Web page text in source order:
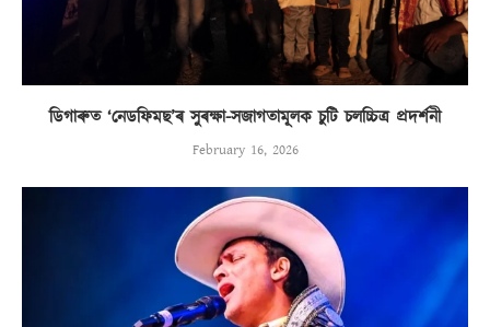
ডিগাৰুত ‘নেডফিমছ’ৰ সুৰক্ষা-সজাগতামূলক চুটি চলচ্চিত্ৰ প্ৰদৰ্শনী
February 16, 2026